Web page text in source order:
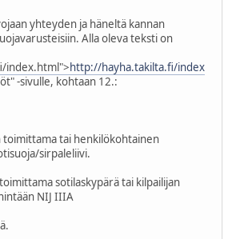
yhteyden ja häneltä kannan
Alla oleva teksti on
index.html">http://hayha.takilta.fi/index
-sivulle, kohtaan 12.:
toimittama tai henkilökohtainen
sirpaleliivi.
sotilaskypärä tai kilpailijan
NIJ IIIA